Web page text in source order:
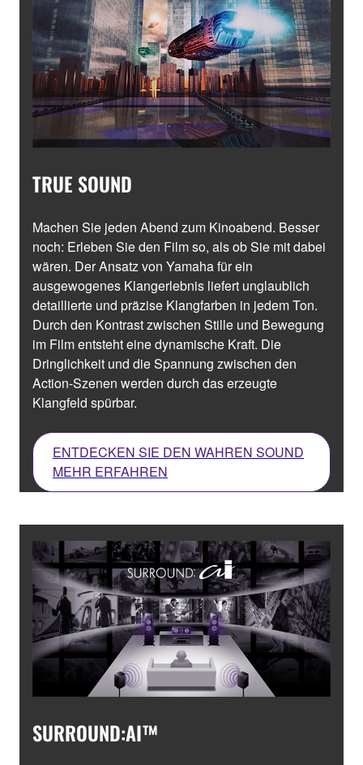
TRUE SOUND
Machen Sie jeden Abend zum Kinoabend. Besser
noch: Erleben Sie den Film so, als ob Sie mit dabei
wären. Der Ansatz von Yamaha für ein
ausgewogenes Klangerlebnis liefert unglaublich
detaillierte und präzise Klangfarben in jedem Ton.
Durch den Kontrast zwischen Stille und Bewegung
im Film entsteht eine dynamische Kraft. Die
Dringlichkeit und die Spannung zwischen den
Action-Szenen werden durch das erzeugte
Klangfeld spürbar.
ENTDECKEN SIE DEN WAHREN SOUND
MEHR ERFAHREN
SURROUND:AI™